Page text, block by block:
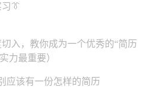
👔
入，教你成为一个优秀的“简历
力最重要）
应该有一份怎样的简历